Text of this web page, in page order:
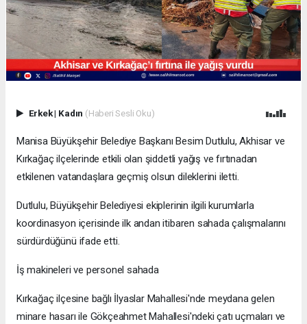
Erkek| Kadın (Haberi Sesli Oku)
Manisa Büyükşehir Belediye Başkanı Besim Dutlulu, Akhisar ve
Kırkağaç ilçelerinde etkili olan şiddetli yağış ve fırtınadan
etkilenen vatandaşlara geçmiş olsun dileklerini iletti.
Dutlulu, Büyükşehir Belediyesi ekiplerinin ilgili kurumlarla
koordinasyon içerisinde ilk andan itibaren sahada çalışmalarını
sürdürdüğünü ifade etti.
İş makineleri ve personel sahada
Kırkağaç ilçesine bağlı İlyaslar Mahallesi'nde meydana gelen
minare hasarı ile Gökçeahmet Mahallesi'ndeki çatı uçmaları ve